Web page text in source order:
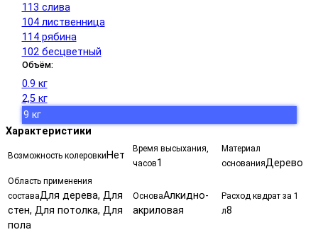
113 слива
104 лиственница
114 рябина
102 бесцветный
Объём:
0.9 кг
2,5 кг
9 кг
Характеристики
Возможность колеровки Нет
Время высыхания,
часов1
Материал
основанияДерево
Область применения
составаДля дерева, Для
стен, Для потолка, Для
пола
ОсноваАлкидно-
акриловая
Расход квдрат за 1
л8